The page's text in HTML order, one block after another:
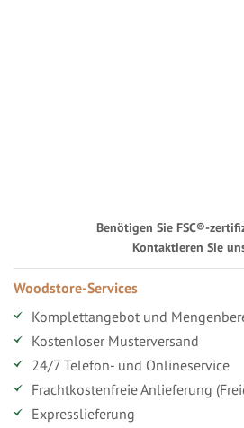
Benötigen Sie FSC®-
Kontaktieren Sie
Woodstore-Services
Komplettangebot und
Kostenloser Musterversand
24/7 Telefon- und Onlineservice
Frachtkostenfreie Anlieferung
Expresslieferung